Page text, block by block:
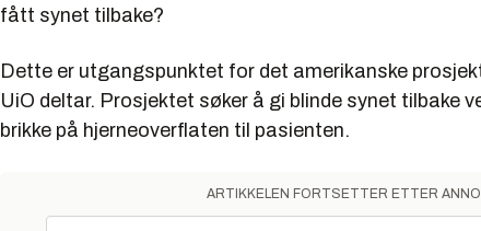
fått synet tilbake?
Dette er utgangspunktet for det amerikanske
UiO deltar. Prosjektet søker å gi blinde synet tilbake
brikke på hjerneoverflaten til pasienten.
ARTIKKELEN FORTSETTER ETTER